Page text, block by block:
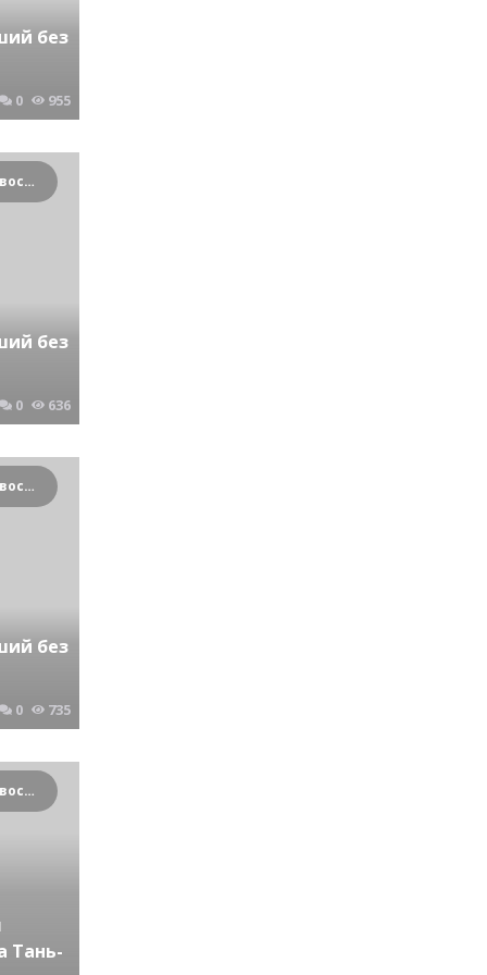
без
0 955
Криминальные новости Новосибирска и Сибирского региона
без
0 636
Криминальные новости Новосибирска и Сибирского региона
без
0 735
Криминальные новости Новосибирска и Сибирского региона
Тань-